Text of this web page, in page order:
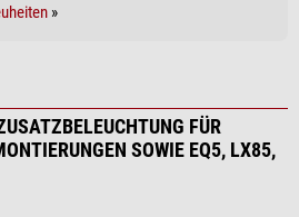
»
FÜR
SOWIE EQ5, LX85,